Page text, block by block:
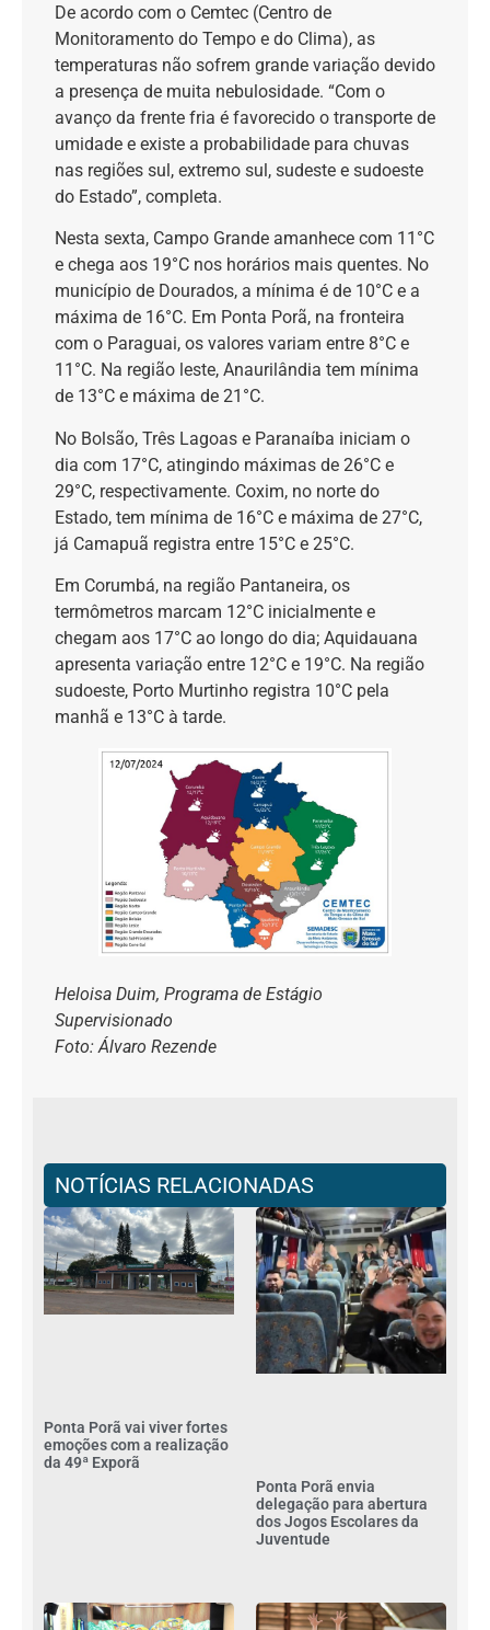
De acordo com o Cemtec (Centro de
Monitoramento do Tempo e do Clima), as
temperaturas não sofrem grande variação devido
a presença de muita nebulosidade. “Com o
avanço da frente fria é favorecido o transporte de
umidade e existe a probabilidade para chuvas
nas regiões sul, extremo sul, sudeste e sudoeste
do Estado”, completa.
Nesta sexta, Campo Grande amanhece com 11°C
e chega aos 19°C nos horários mais quentes. No
município de Dourados, a mínima é de 10°C e a
máxima de 16°C. Em Ponta Porã, na fronteira
com o Paraguai, os valores variam entre 8°C e
11°C. Na região leste, Anaurilândia tem mínima
de 13°C e máxima de 21°C.
No Bolsão, Três Lagoas e Paranaíba iniciam o
dia com 17°C, atingindo máximas de 26°C e
29°C, respectivamente. Coxim, no norte do
Estado, tem mínima de 16°C e máxima de 27°C,
já Camapuã registra entre 15°C e 25°C.
Em Corumbá, na região Pantaneira, os
termômetros marcam 12°C inicialmente e
chegam aos 17°C ao longo do dia; Aquidauana
apresenta variação entre 12°C e 19°C. Na região
sudoeste, Porto Murtinho registra 10°C pela
manhã e 13°C à tarde.
Heloisa Duim, Programa de Estágio
Supervisionado
Foto: Álvaro Rezende
NOTÍCIAS RELACIONADAS
Ponta Porã vai viver fortes
emoções com a realização
da 49ª Exporã
Ponta Porã envia
delegação para abertura
dos Jogos Escolares da
Juventude